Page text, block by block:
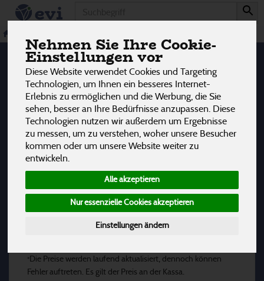
Nehmen Sie Ihre Cookie-
Einstellungen vor
Diese Website verwendet Cookies und Targeting
Technologien, um Ihnen ein besseres Internet-
Erlebnis zu ermöglichen und die Werbung, die Sie
sehen, besser an Ihre Bedürfnisse anzupassen. Diese
Technologien nutzen wir außerdem um Ergebnisse
zu messen, um zu verstehen, woher unsere Besucher
kommen oder um unsere Website weiter zu
entwickeln.
Alle akzeptieren
Nur essenzielle Cookies akzeptieren
Einstellungen ändern
Fisch Konserven
12
Hersteller Ernährung Allergene
Keine passenden Produkte gefunden.
* Die Preise werden laufend aktualisiert, dennoch können
Fehler auftreten. Es gilt der Preis an der Kassa.